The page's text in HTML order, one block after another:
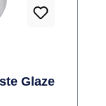
Glaze